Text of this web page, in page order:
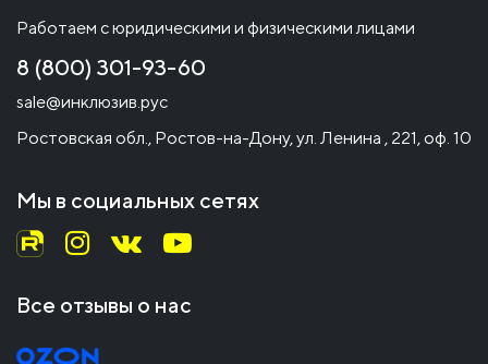
Работаем с юридическими и физическими лицами
8 (800) 301-93-60
sale@инклюзив.рус
Ростовская обл., Ростов-на-Дону, ул. Ленина , 221, оф. 10
Мы в социальных сетях
Все отзывы о нас